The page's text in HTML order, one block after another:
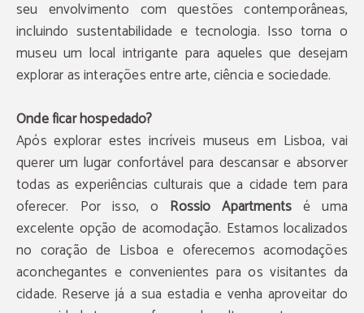
seu envolvimento com questões contemporâneas,
incluindo sustentabilidade e tecnologia. Isso torna o
museu um local intrigante para aqueles que desejam
explorar as interações entre arte, ciência e sociedade.
Onde ficar hospedado?
Após explorar estes incríveis museus em Lisboa, vai
querer um lugar confortável para descansar e absorver
todas as experiências culturais que a cidade tem para
oferecer. Por isso, o Rossio Apartments é uma
excelente opção de acomodação. Estamos localizados
no coração de Lisboa e oferecemos acomodações
aconchegantes e convenientes para os visitantes da
cidade. Reserve já a sua estadia e venha aproveitar do